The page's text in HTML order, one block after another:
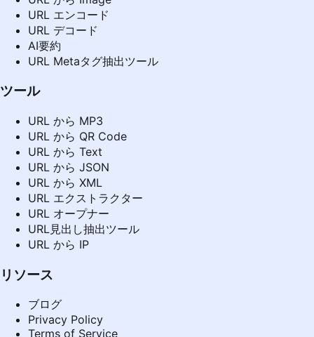
URL エンコード
URL デコード
AI要約
URL Metaタグ抽出ツール
ツール
URL から MP3
URL から QR Code
URL から Text
URL から JSON
URL から XML
URL エクストラクター
URL オープナー
URL見出し抽出ツール
URL から IP
リソース
ブログ
Privacy Policy
Terms of Service